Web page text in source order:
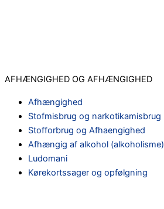
AFHÆNGIGHED OG AFHÆNGIGHED
Afhængighed
Stofmisbrug og narkotikamisbrug
Stofforbrug og Afhaengighed
Afhængig af alkohol (alkoholisme)
Ludomani
Kørekortssager og opfølgning